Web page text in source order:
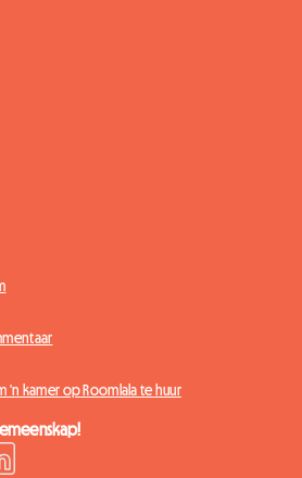
'n kamer op Roomlala te huur